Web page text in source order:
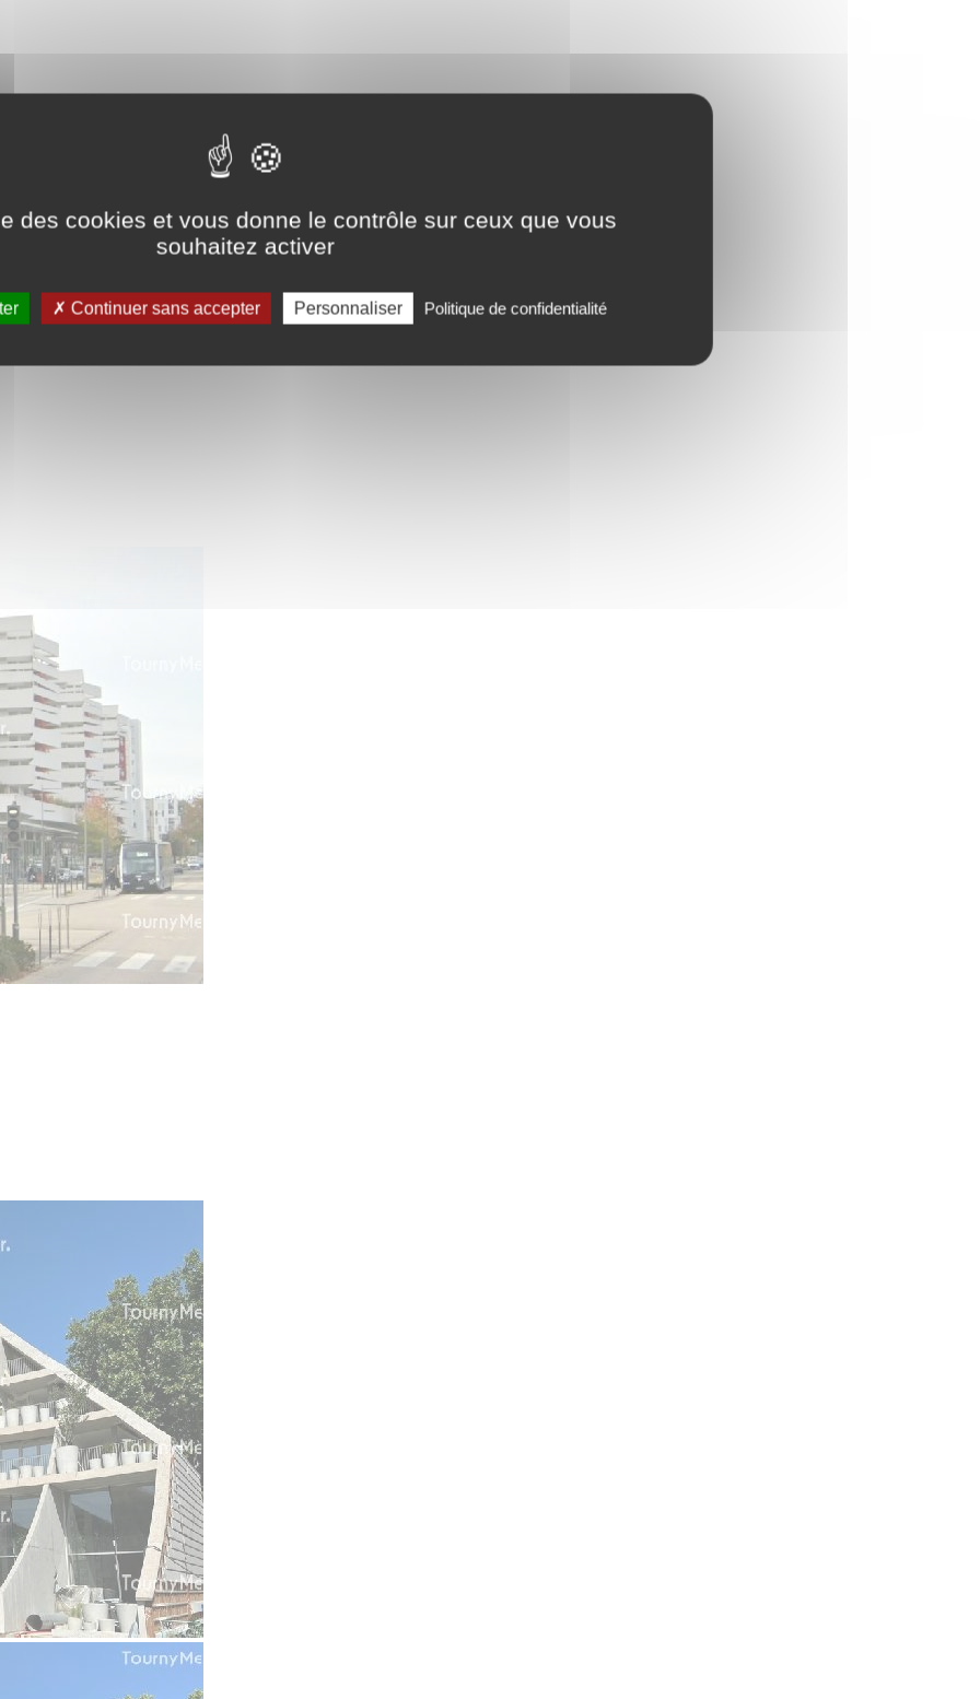
des cookies et vous donne le contrôle sur ceux que vous
souhaitez activer
Continuer sans accepter Personnaliser Politique de confidentialité